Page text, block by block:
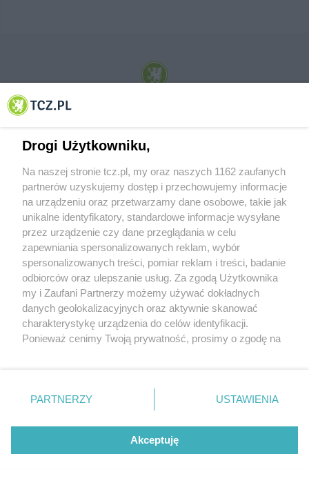
© 2001-2026 Tczew - TCZ.PL Sp. z o.o. Internetowy Serwis Informacyjny Miasta
O FIRMIE POLITYKA PRYWATNOŚCI HOSTING
REKLAMA WSPÓŁPRACA RSS FACEBOOK KONTAKT
Nasze serwisy
Aktualności
Tcz24
Historia miasta
Muzyka i kultura
Archiwum wydarzeń
Zdjęcia miasta
Drogi Użytkowniku,
Na naszej stronie tcz.pl, my oraz naszych 1162 zaufanych
partnerów uzyskujemy dostęp i przechowujemy informacje
na urządzeniu oraz przetwarzamy dane osobowe, takie jak
unikalne identyfikatory, standardowe informacje wysyłane
przez urządzenie czy dane przeglądania w celu
zapewniania spersonalizowanych reklam, wybór
spersonalizowanych treści, pomiar reklam i treści, badanie
odbiorców oraz ulepszanie usług. Za zgodą Użytkownika
my i Zaufani Partnerzy możemy używać dokładnych
danych geolokalizacyjnych oraz aktywnie skanować
charakterystykę urządzenia do celów identyfikacji.
Ponieważ cenimy Twoją prywatność, prosimy o zgodę na
znajdujący się w lewym dolnym rogu strony
. Niektóre
przetwarzaniu. Preferencje będą miały zastosowania tylko
PARTNERZY USTAWIENIA
Akceptuję